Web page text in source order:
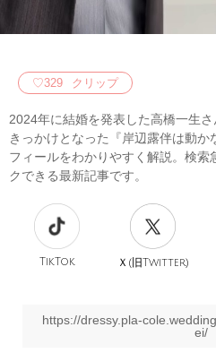
♡329 クリップ
2024年に結婚を発表した高橋一生
きっかけとなった『岸辺露伴は動か
フィールをわかりやすく解説。検索
クできる最新記事です。
TikTok Ｘ(旧Twitter)
https://dressy.pla-
ei/